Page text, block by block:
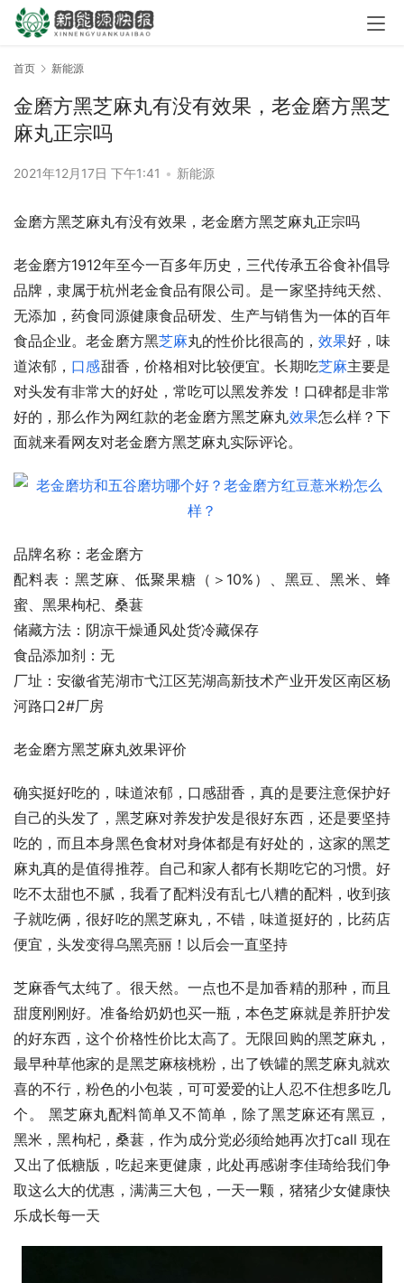
首页 新能源
金磨方黑芝麻丸有没有效果，老金磨方黑芝
麻丸正宗吗
2021年12月17日 下午1:41 • 新能源
金磨方黑芝麻丸有没有效果，老金磨方黑芝麻丸正宗吗
老金磨方1912年至今一百多年历史，三代传承五谷食补倡导
品牌，隶属于杭州老金食品有限公司。是一家坚持纯天然、
无添加，药食同源健康食品研发、生产与销售为一体的百年
食品企业。老金磨方黑芝麻丸的性价比很高的， 效果好，味
道浓郁， 口感甜香，价格相对比较便宜。长期吃芝麻主要是
对头发有非常大的好处，常吃可以黑发养发！口碑都是非常
好的，那么作为网红款的老金磨方黑芝麻丸效果怎么样？下
面就来看网友对老金磨方黑芝麻丸实际评论。
品牌名称：老金磨方
配料表：黑芝麻、低聚果糖（＞10%）、黑豆、黑米、蜂
蜜、黑果枸杞、桑葚
储藏方法：阴凉干燥通风处货冷藏保存
食品添加剂：无
厂址：安徽省芜湖市弋江区芜湖高新技术产业开发区南区杨
河路口2#厂房
老金磨方黑芝麻丸效果评价
确实挺好吃的，味道浓郁，口感甜香，真的是要注意保护好
自己的头发了，黑芝麻对养发护发是很好东西，还是要坚持
吃的，而且本身黑色食材对身体都是有好处的，这家的黑芝
麻丸真的是值得推荐。自己和家人都有长期吃它的习惯。好
吃不太甜也不腻，我看了配料没有乱七八糟的配料，收到孩
子就吃俩，很好吃的黑芝麻丸，不错，味道挺好的，比药店
便宜，头发变得乌黑亮丽！以后会一直坚持
芝麻香气太纯了。很天然。一点也不是加香精的那种，而且
甜度刚刚好。准备给奶奶也买一瓶，本色芝麻就是养肝护发
的好东西，这个价格性价比太高了。无限回购的黑芝麻丸，
最早种草他家的是黑芝麻核桃粉，出了铁罐的黑芝麻丸就欢
喜的不行，粉色的小包装，可可爱爱的让人忍不住想多吃几
个。 黑芝麻丸配料简单又不简单，除了黑芝麻还有黑豆，
黑米，黑枸杞，桑葚，作为成分党必须给她再次打call 现在
又出了低糖版，吃起来更健康，此处再感谢李佳琦给我们争
取这么大的优惠，满满三大包，一天一颗，猪猪少女健康快
乐成长每一天